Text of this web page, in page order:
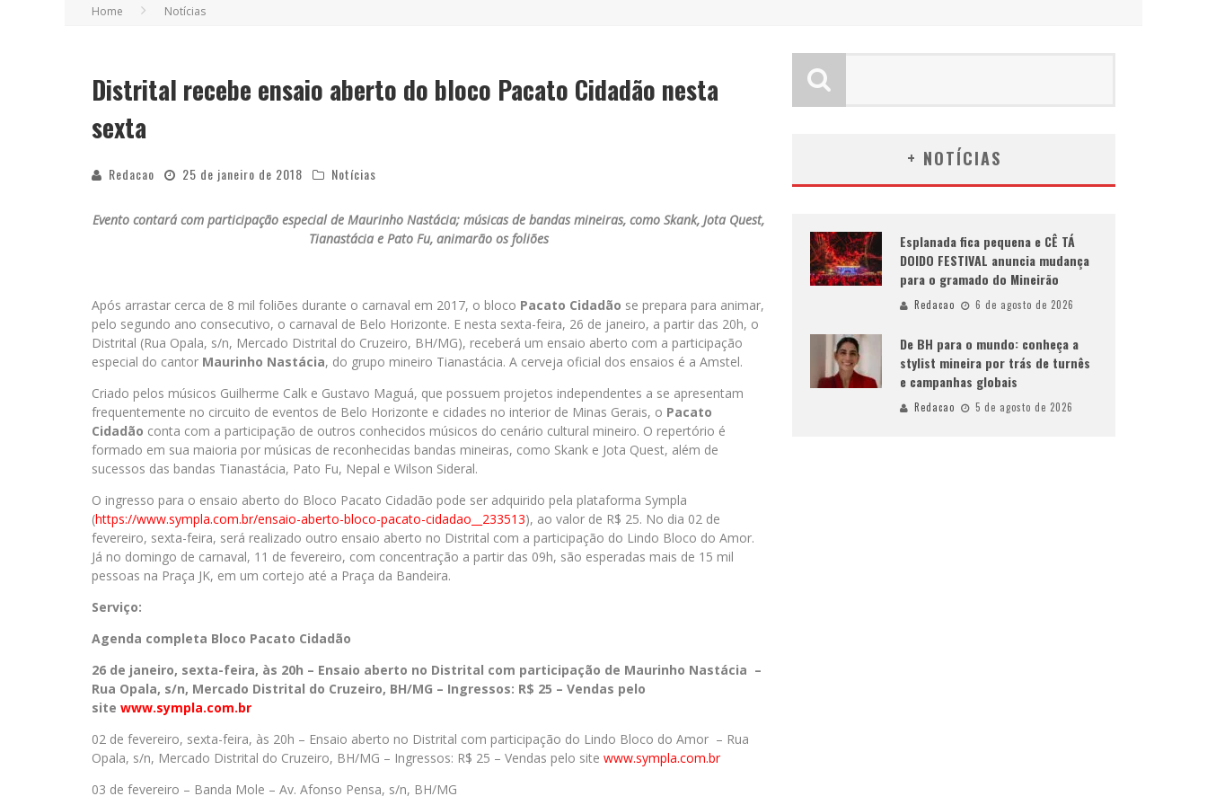
E
SPLANADA FICA PEQUENA E CÊ TÁ DOIDO FESTIVAL ANUNCIA MUDANÇA PARA O GRAMADO DO MINEIRÃO
Home Notícias
Distrital recebe ensaio aberto do bloco Pacato Cidadão nesta
sexta
Redacao 25 de janeiro de 2018 Notícias
Evento contará com participação especial de Maurinho Nastácia; músicas de bandas mineiras, como Skank, Jota Quest,
Tianastácia e Pato Fu, animarão os foliões
Após arrastar cerca de 8 mil foliões durante o carnaval em 2017, o bloco Pacato Cidadão se prepara para animar,
pelo segundo ano consecutivo, o carnaval de Belo Horizonte. E nesta sexta-feira, 26 de janeiro, a partir das 20h, o
Distrital (Rua Opala, s/n, Mercado Distrital do Cruzeiro, BH/MG), receberá um ensaio aberto com a participação
especial do cantor Maurinho Nastácia, do grupo mineiro Tianastácia. A cerveja oficial dos ensaios é a Amstel.
Criado pelos músicos Guilherme Calk e Gustavo Maguá, que possuem projetos independentes a se apresentam
frequentemente no circuito de eventos de Belo Horizonte e cidades no interior de Minas Gerais, o Pacato
Cidadão conta com a participação de outros conhecidos músicos do cenário cultural mineiro. O repertório é
formado em sua maioria por músicas de reconhecidas bandas mineiras, como Skank e Jota Quest, além de
sucessos das bandas Tianastácia, Pato Fu, Nepal e Wilson Sideral.
O ingresso para o ensaio aberto do Bloco Pacato Cidadão pode ser adquirido pela plataforma Sympla
(https://www.sympla.com.br/ensaio-aberto-bloco-pacato-cidadao__233513), ao valor de R$ 25. No dia 02 de
fevereiro, sexta-feira, será realizado outro ensaio aberto no Distrital com a participação do Lindo Bloco do Amor.
Já no domingo de carnaval, 11 de fevereiro, com concentração a partir das 09h, são esperadas mais de 15 mil
pessoas na Praça JK, em um cortejo até a Praça da Bandeira.
Serviço:
Agenda completa Bloco Pacato Cidadão
26 de janeiro, sexta-feira, às 20h – Ensaio aberto no Distrital com participação de Maurinho Nastácia –
Rua Opala, s/n, Mercado Distrital do Cruzeiro, BH/MG – Ingressos: R$ 25 – Vendas pelo
site www.sympla.com.br
02 de fevereiro, sexta-feira, às 20h – Ensaio aberto no Distrital com participação do Lindo Bloco do Amor – Rua
Opala, s/n, Mercado Distrital do Cruzeiro, BH/MG – Ingressos: R$ 25 – Vendas pelo site www.sympla.com.br
03 de fevereiro – Banda Mole – Av. Afonso Pensa, s/n, BH/MG
+ NOTÍCIAS
Esplanada fica pequena e CÊ TÁ
DOIDO FESTIVAL anuncia mudança
para o gramado do Mineirão
Redacao 6 de agosto de 2026
De BH para o mundo: conheça a
stylist mineira por trás de turnês
e campanhas globais
Redacao 5 de agosto de 2026